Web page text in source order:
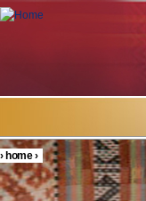
Skip to main content
You are here
›home›